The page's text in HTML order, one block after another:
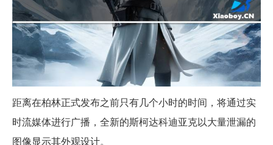
距离在柏林正式发布之前只有几个小时的时间，将通过实
时流媒体进行广播，全新的斯柯达科迪亚克以大量泄漏的
图像显示其外观设计。